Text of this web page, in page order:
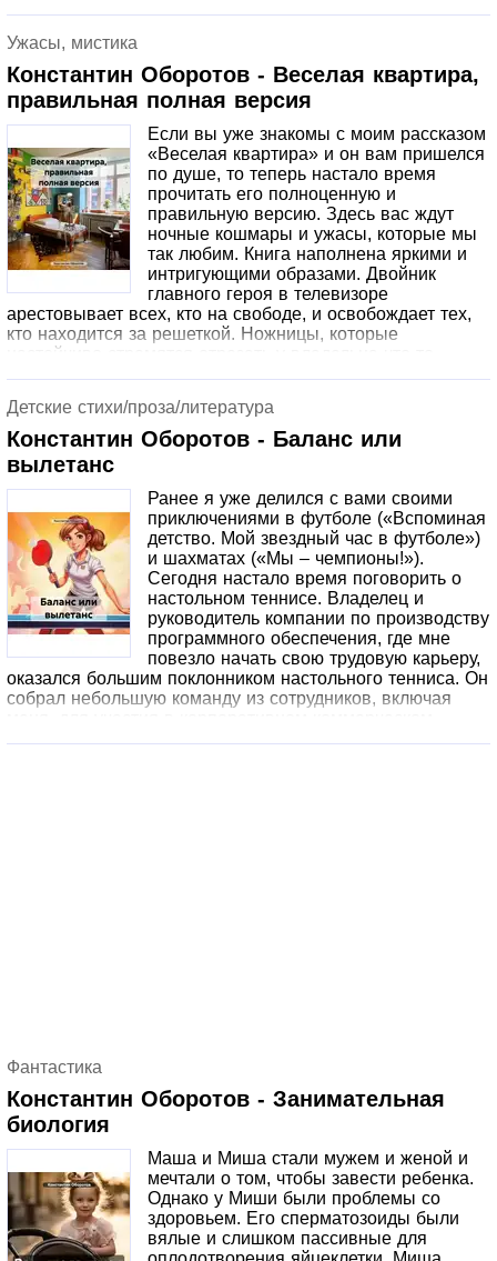
протяжении всей жизни, мучали приступы депрессии. По
указанию своей супруги он обратился к
профессиональному психотерапевту. Врач внимательно
выслушал пациента и оказал ему персональную
медицинскую помощь высшего качества.
Ужасы, мистика
Константин Оборотов - Веселая квартира,
правильная полная версия
Если вы уже знакомы с моим рассказом
«Веселая квартира» и он вам пришелся
по душе, то теперь настало время
прочитать его полноценную и
правильную версию. Здесь вас ждут
ночные кошмары и ужасы, которые мы
так любим. Книга наполнена яркими и
интригующими образами. Двойник
главного героя в телевизоре
арестовывает всех, кто на свободе, и освобождает тех,
кто находится за решеткой. Ножницы, которые
настойчиво стремятся отрезать у владельца что-то
присутствует один повесившийся самоубийца.
Оригинальное начало сюжета, захватывающие события
и совершенно неожиданная развязка, которую
невозможно предсказать. Приятного чтения всем
истинным ценителям жанра ужасов!
Детские стихи/проза/литература
Константин Оборотов - Баланс или
вылетанс
Ранее я уже делился с вами своими
приключениями в футболе («Вспоминая
детство. Мой звездный час в футболе»)
и шахматах («Мы – чемпионы!»).
Сегодня настало время поговорить о
настольном теннисе. Владелец и
руководитель компании по производству
программного обеспечения, где мне
повезло начать свою трудовую карьеру,
оказался большим поклонником настольного тенниса. Он
собрал небольшую команду из сотрудников, включая
Фантастика
Константин Оборотов - Занимательная
биология
Маша и Миша стали мужем и женой и
мечтали о том, чтобы завести ребенка.
Однако у Миши были проблемы со
здоровьем. Его сперматозоиды были
вялые и слишком пассивные для